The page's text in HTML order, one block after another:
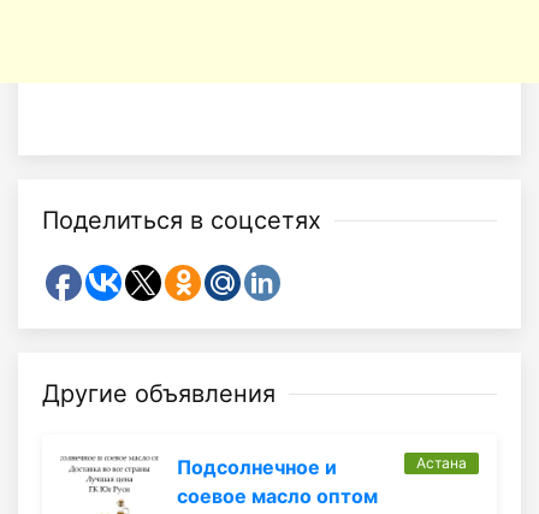
Поделиться в соцсетях
Другие объявления
Подсолнечное и
соевое масло оптом
Астана